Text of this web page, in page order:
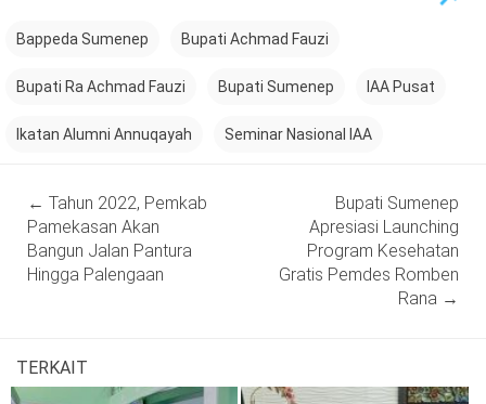
Bappeda Sumenep Bupati Achmad Fauzi
Bupati Ra Achmad Fauzi Bupati Sumenep IAA Pusat
Ikatan Alumni Annuqayah Seminar Nasional IAA
navigation
← Tahun 2022, Pemkab
Pamekasan Akan
Bangun Jalan Pantura
Hingga Palengaan
Bupati Sumenep
Apresiasi Launching
Program Kesehatan
Gratis Pemdes Romben
Rana →
TERKAIT